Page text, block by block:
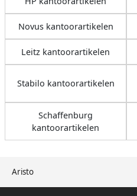
Aristo
Novus kantoorartikelen
Leitz kantoorartikelen
Stabilo kantoorartikelen
Schaffenburg
kantoorartikelen